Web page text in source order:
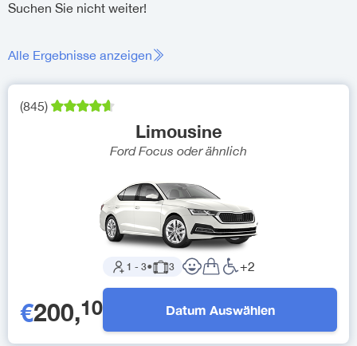
Suchen Sie nicht weiter!
Alle Ergebnisse anzeigen
(845)
Limousine
Ford Focus oder ähnlich
1 - 3● 3 +2
€200,10 Datum Auswählen